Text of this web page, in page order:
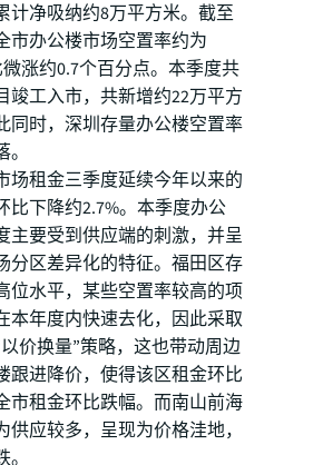
计净吸纳约8万平方米。截至
市办公楼市场空置率约为
涨约0.7个百分点。本季度共
竣工入市，共新增约22万平方
同时，深圳存量办公楼空置率
场租金三季度延续今年以来的
比下降约2.7%。本季度办公
主要受到供应端的刺激，并呈
分区差异化的特征。福田区存
位水平，某些空置率较高的项
本年度内快速去化，因此采取
价换量”策略，这也带动周边
跟进降价，使得该区租金环比
市租金环比跌幅。而南山前海
供应较多，呈现为价格洼地，